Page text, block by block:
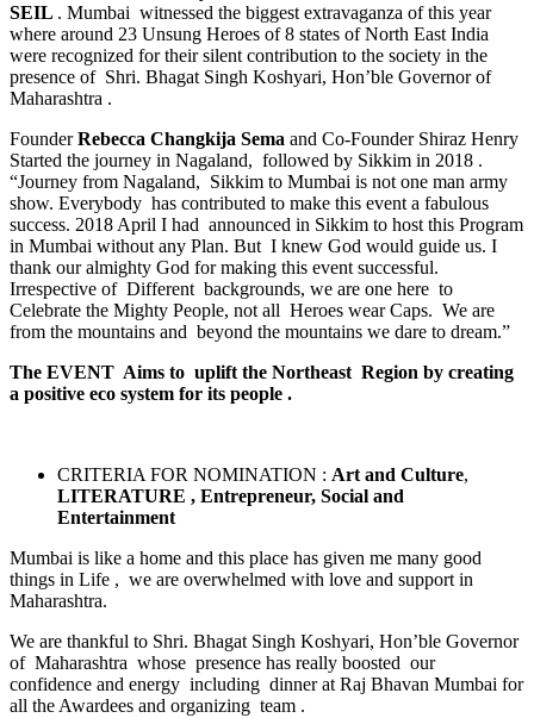
SEIL . Mumbai witnessed the biggest extravaganza of this year
where around 23 Unsung Heroes of 8 states of North East India
were recognized for their silent contribution to the society in the
presence of Shri. Bhagat Singh Koshyari, Hon’ble Governor of
Maharashtra .
FounderRebecca Changkija Sema and Co-Founder Shiraz Henry
Started the journey in Nagaland, followed by Sikkim in 2018 .
“Journey from Nagaland, Sikkim to Mumbai is not one man army
show. Everybody has contributed to make this event a fabulous
success. 2018 April I had announced in Sikkim to host this Program
in Mumbai without any Plan. But I knew God would guide us. I
thank our almighty God for making this event successful.
Irrespective of Different backgrounds, we are one here to
Celebrate the Mighty People, not all Heroes wear Caps. We are
from the mountains and beyond the mountains we dare to dream.”
The EVENT Aims to uplift the Northeast Region by creating
a positive eco system for its people .
CRITERIA FOR NOMINATION : Art and Culture,
LITERATURE , Entrepreneur, Social and
Entertainment
Mumbai is like a home and this place has given me many good
things in Life , we are overwhelmed with love and support in
Maharashtra.
We are thankful to Shri. Bhagat Singh Koshyari, Hon’ble Governor
of Maharashtra whose presence has really boosted our
confidence and energy including dinner at Raj Bhavan Mumbai for
all the Awardees and organizing team .